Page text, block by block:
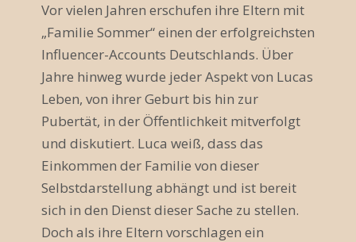
t
a
l
t
u
n
g
N
Vor vielen Jahren erschufen ihre Eltern mit
„Familie Sommer“ einen der erfolgreichsten
Influencer-Accounts Deutschlands. Über
Jahre hinweg wurde jeder Aspekt von Lucas
Leben, von ihrer Geburt bis hin zur
Pubertät, in der Öffentlichkeit mitverfolgt
und diskutiert. Luca weiß, dass das
Einkommen der Familie von dieser
Selbstdarstellung abhängt und ist bereit
sich in den Dienst dieser Sache zu stellen.
Doch als ihre Eltern vorschlagen ein